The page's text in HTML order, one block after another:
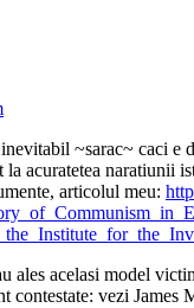
~sarac~ caci e
la acuratetea naratiunii
articolul meu:
ales acelasi model
contestate: vezi